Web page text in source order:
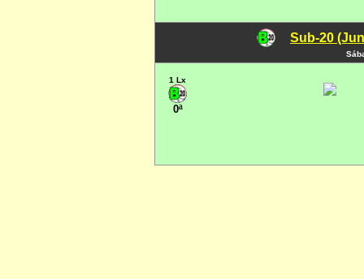
Sub-20
1 Lx
0ª